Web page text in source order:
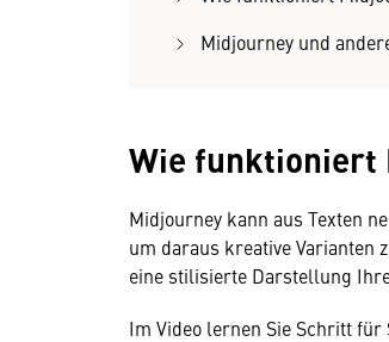
Midjourney und
Wie funktioniert
Midjourney kann aus Texten
um daraus kreative Varianten
eine stilisierte Darstellung
Im Video lernen Sie Schritt
Wir benötigen
Hier würden wir
Geräten und